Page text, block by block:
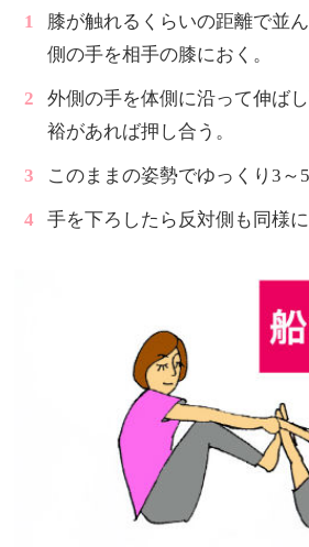
膝が触れるくらいの距離で並
側の手を相手の膝におく。
外側の手を体側に沿って伸ば
裕があれば押し合う。
このままの姿勢でゆっくり3～
手を下ろしたら反対側も同様に